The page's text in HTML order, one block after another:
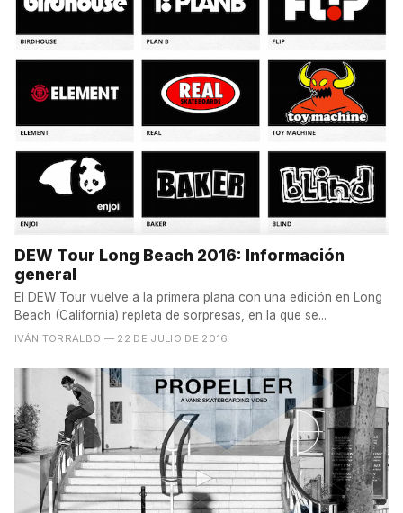
DEW Tour Long Beach 2016: Información
general
El DEW Tour vuelve a la primera plana con una edición en Long
Beach (California) repleta de sorpresas, en la que se...
IVÁN TORRALBO — 22 DE JULIO DE 2016